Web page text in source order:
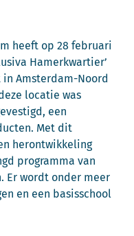
heeft op 28 februari
Hamerkwartier’
Amsterdam-Noord
locatie was
een
Met dit
herontwikkeling
programma van
Er wordt onder meer
en een basisschool